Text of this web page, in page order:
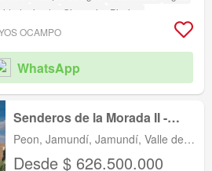
privada Gimnasio
Piscina
Vigilante Barbecue
Caseta de vigilancia
OCAMPO
WhatsApp
Senderos de la Morada II -
Vilas Club
Peon, Jamundí, Jamundí, Valle del
Cauca
Desde $ 626.500.000